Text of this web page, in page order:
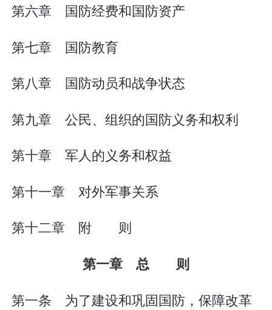
第六章 国防经费和国防资产
第七章 国防教育
第八章 国防动员和战争状态
第九章 公民、组织的国防义务和权利
第十章 军人的义务和权益
第十一章 对外军事关系
第十二章 附 则
第一章 总 则
第一条 为了建设和巩固国防，保障改革